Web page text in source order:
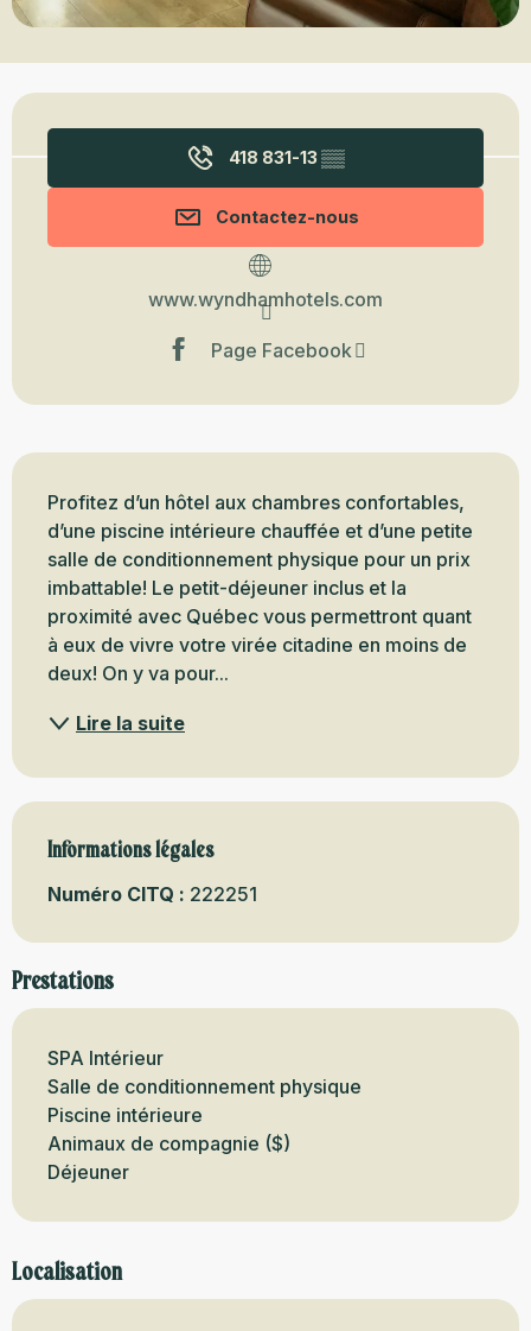
Ouverture et coordonnées
418 831-13 ▒▒
Contactez-nous
www.wyndhamhotels.com
Page Facebook
Description
Profitez d’un hôtel aux chambres confortables,
d’une piscine intérieure chauffée et d’une petite
salle de conditionnement physique pour un prix
imbattable! Le petit-déjeuner inclus et la
proximité avec Québec vous permettront quant
à eux de vivre votre virée citadine en moins de
deux! On y va pour...
Lire la suite
Informations légales
Informations légales
Numéro CITQ : 222251
Prestations
SPA Intérieur
Salle de conditionnement physique
Piscine intérieure
Animaux de compagnie ($)
Déjeuner
Localisation